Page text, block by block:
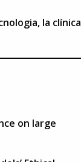
la clínica
on large